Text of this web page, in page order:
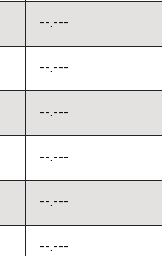
--.---
--.---
--.---
--.---
--.---
--.---